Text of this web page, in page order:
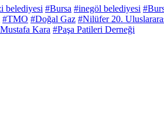
belediyesi #Bursa #inegöl belediyesi
#TMO #Doğal Gaz #Nilüfer 20.
Kara #Paşa Patileri Derneği